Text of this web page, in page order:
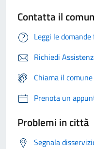
Contatta il
Leggi le
Richiedi
Chiama il
Prenota un
Problemi in città
Segnala